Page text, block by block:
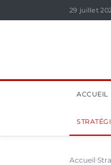
29 juillet
ACCUEIL
Accueil